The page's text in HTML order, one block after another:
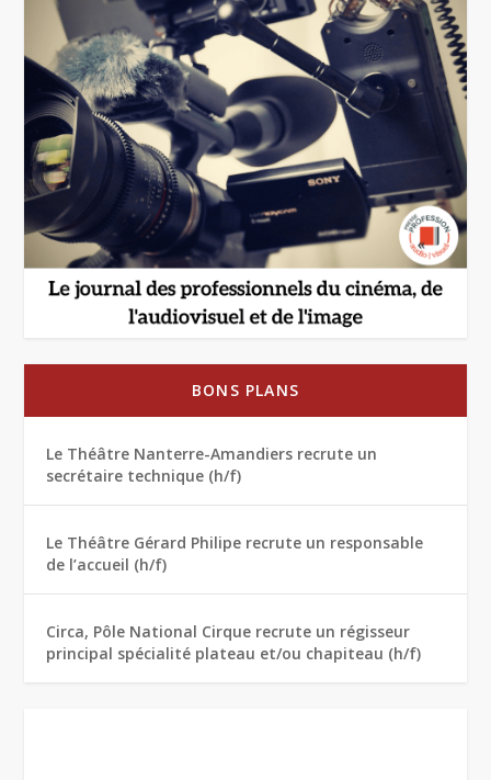
BONS PLANS
Le Théâtre Nanterre-Amandiers recrute un
secrétaire technique (h/f)
Le Théâtre Gérard Philipe recrute un responsable
de l’accueil (h/f)
Circa, Pôle National Cirque recrute un régisseur
principal spécialité plateau et/ou chapiteau (h/f)